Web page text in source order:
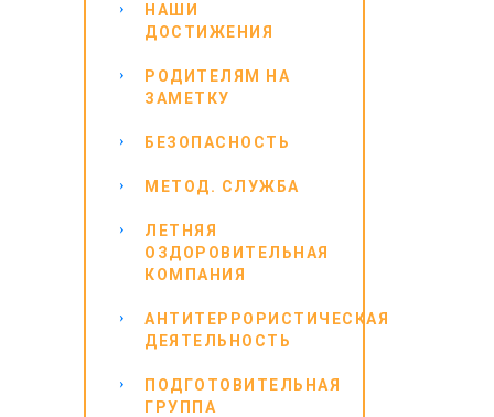
НАШИ
ДОСТИЖЕНИЯ
РОДИТЕЛЯМ НА
ЗАМЕТКУ
БЕЗОПАСНОСТЬ
МЕТОД. СЛУЖБА
ЛЕТНЯЯ
ОЗДОРОВИТЕЛЬНАЯ
КОМПАНИЯ
АНТИТЕРРОРИСТИЧЕСКАЯ
ДЕЯТЕЛЬНОСТЬ
ПОДГОТОВИТЕЛЬНАЯ
ГРУППА